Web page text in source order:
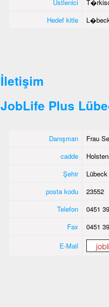
Üstlenici
Hedef kitle
İletişim
JobLife Plus
Danışman
Frau
cadde
Şehir
Lübeck
posta kodu
23552
Telefon
0451
Fax
0451
E-Mail